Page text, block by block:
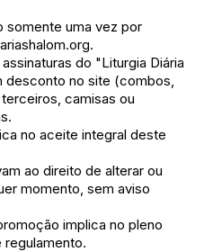
somente uma vez por
do "Liturgia Diária
desconto no site (combos,
camisas ou
no aceite integral deste
ao direito de alterar ou
momento, sem aviso
implica no pleno